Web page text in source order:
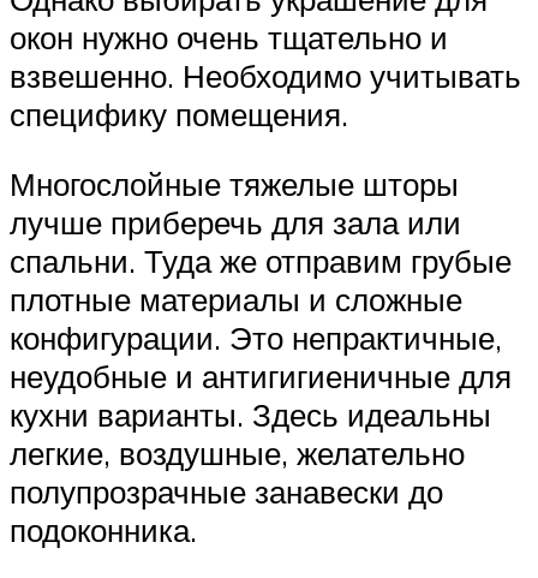
окон нужно очень тщательно и
взвешенно. Необходимо учитывать
специфику помещения.
Многослойные тяжелые шторы
лучше приберечь для зала или
спальни. Туда же отправим грубые
плотные материалы и сложные
конфигурации. Это непрактичные,
неудобные и антигигиеничные для
кухни варианты. Здесь идеальны
легкие, воздушные, желательно
полупрозрачные занавески до
подоконника.